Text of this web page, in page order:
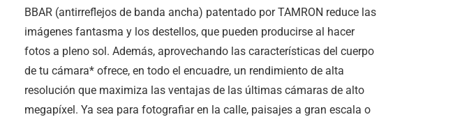
BBAR (antirreflejos de banda ancha) patentado por TAMRON reduce las
imágenes fantasma y los destellos, que pueden producirse al hacer
fotos a pleno sol. Además, aprovechando las características del cuerpo
de tu cámara* ofrece, en todo el encuadre, un rendimiento de alta
resolución que maximiza las ventajas de las últimas cámaras de alto
megapíxel. Ya sea para fotografiar en la calle, paisajes a gran escala o